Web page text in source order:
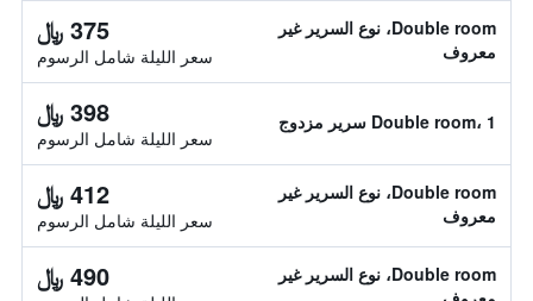
Double room، نوع السرير غير
معروف
375 ﷼
سعر الليلة شامل الرسوم
Double room، 1 سرير مزدوج 398 ﷼
سعر الليلة شامل الرسوم
Double room، نوع السرير غير
معروف
412 ﷼
سعر الليلة شامل الرسوم
Double room، نوع السرير غير
490 ﷼